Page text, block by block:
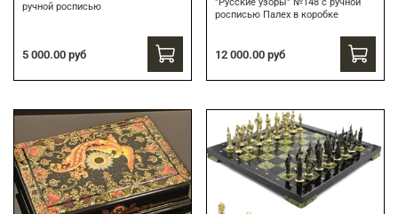
ручной росписью
5 000.00 руб
росписью Палех в коробке
12 000.00 руб